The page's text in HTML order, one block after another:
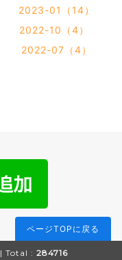
2023-01（14）
2022-10（4）
2022-07（4）
ページTOPに戻る
| Total : 284716